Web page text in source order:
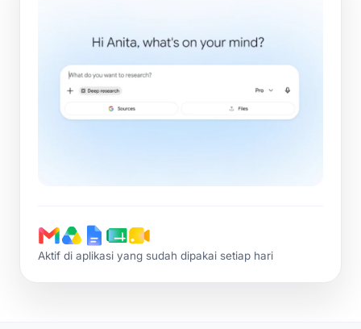
Aktif di aplikasi yang sudah dipakai setiap hari